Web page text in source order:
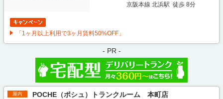
京阪本線 北浜駅 徒歩 8分
「1ヶ月以上利用で3ヶ月賃料50%OFF」
- PR -
屋内 POCHE（ポシュ）トランクルーム 本町店